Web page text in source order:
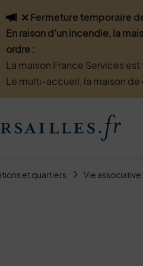
Flash info
❌ Fermeture temporaire
En raison d'un incendie, la
ordre :
La maison France Services
Le multi-accueil, la maison
Retour à l'accueil
la page
du siteet quartiers Vie associative